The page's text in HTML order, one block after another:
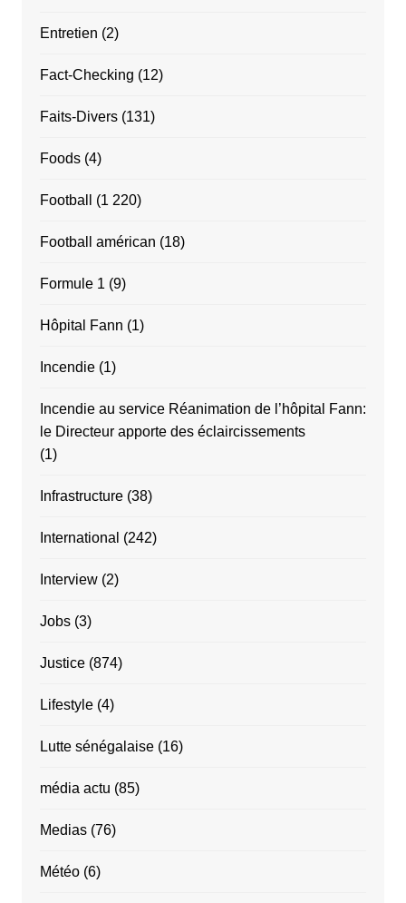
Entretien (2)
Fact-Checking (12)
Faits-Divers(131)
Foods(4)
Football (1 220)
Football américan (18)
Formule 1 (9)
Hôpital Fann (1)
Incendie(1)
Incendie au service Réanimation de l’hôpital Fann:
le Directeur apporte des éclaircissements
(1)
Infrastructure(38)
International (242)
Interview(2)
Jobs(3)
Justice(874)
Lifestyle(4)
Lutte sénégalaise(16)
média actu (85)
Medias(76)
Météo(6)